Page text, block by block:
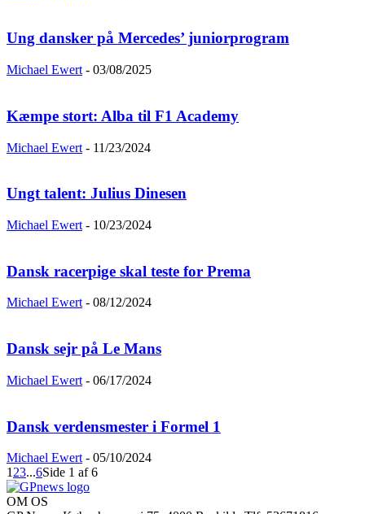
Ung dansker på Mercedes’ juniorprogram
Michael Ewert - 03/08/2025
Kæmpe stort: Alba til F1 Academy
Michael Ewert - 11/23/2024
Ungt talent: Julius Dinesen
Michael Ewert - 10/23/2024
Dansk racerpige skal teste for Prema
Michael Ewert - 08/12/2024
Dansk sejr på Le Mans
Michael Ewert - 06/17/2024
Dansk verdensmester i Formel 1
Michael Ewert - 05/10/2024
1 23...6Side 1 af 6
OM OS